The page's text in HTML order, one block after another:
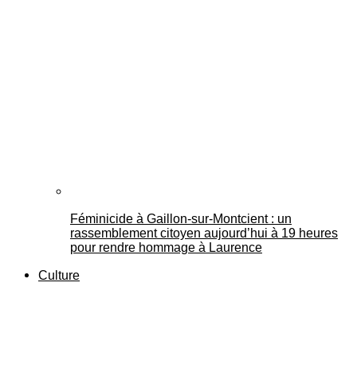
Féminicide à Gaillon‑sur‑Montcient : un
rassemblement citoyen aujourd’hui à 19 heures
pour rendre hommage à Laurence
Culture